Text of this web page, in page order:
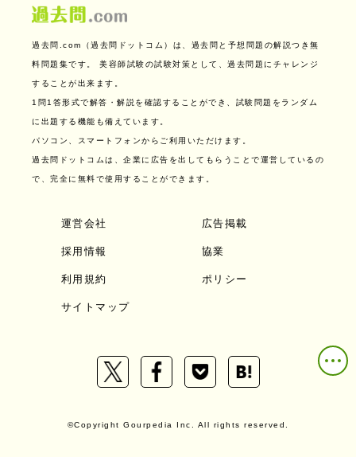
過去問.com（過去問ドットコム）は、過去問と予想問題の解説つき無
料問題集です。 美容師試験の試験対策として、過去問題にチャレンジ
することが出来ます。
1問1答形式で解答・解説を確認することができ、試験問題をランダム
に出題する機能も備えています。
パソコン、スマートフォンからご利用いただけます。
過去問ドットコムは、企業に広告を出してもらうことで運営しているの
で、完全に無料で使用することができます。
運営会社 広告掲載
採用情報 協業
利用規約 ポリシー
サイトマップ
©Copyright Gourpedia Inc. All rights reserved.